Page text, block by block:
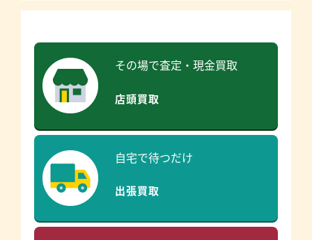
その場で査定・現金買取
店頭買取
自宅で待つだけ
出張買取